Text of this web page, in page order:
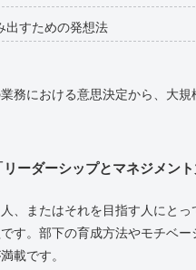
出すための発想法
務における意思決定から、大
ーダーシップとマネジメント
、またはそれを目指す人にと
す。部下の育成方法やモチベ
載です。